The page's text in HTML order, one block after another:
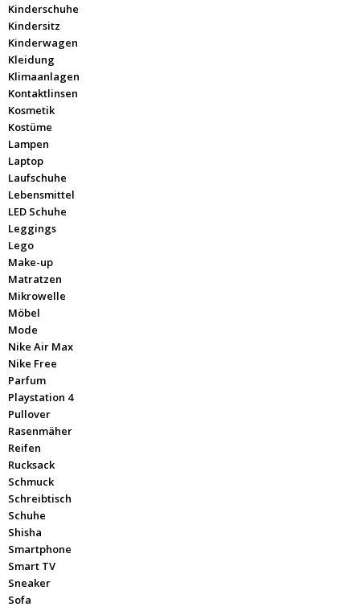
Kinderschuhe
Kindersitz
Kinderwagen
Kleidung
Klimaanlagen
Kontaktlinsen
Kosmetik
Kostüme
Lampen
Laptop
Laufschuhe
Lebensmittel
LED Schuhe
Leggings
Lego
Make-up
Matratzen
Mikrowelle
Möbel
Mode
Nike Air Max
Nike Free
Parfum
Playstation 4
Pullover
Rasenmäher
Reifen
Rucksack
Schmuck
Schreibtisch
Schuhe
Shisha
Smartphone
Smart TV
Sneaker
Sofa